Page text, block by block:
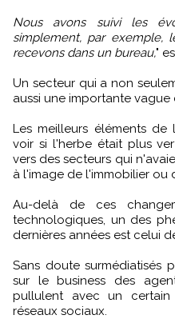
Nous avons suivi les
simplement, par exemple,
recevons dans un bureau,"
Un secteur qui a non
aussi une importante
Les meilleurs éléments
voir si l'herbe était plus
vers des secteurs qui
à l'image de l'immobilier ou
Au-delà de ces
technologiques, un des
dernières années est celui
Sans doute surmédiatisés
sur le business des
pullulent avec un certain
réseaux sociaux.